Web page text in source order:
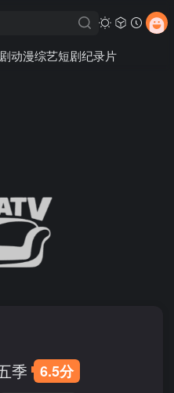
动漫综艺短剧纪录片
季 6.5分